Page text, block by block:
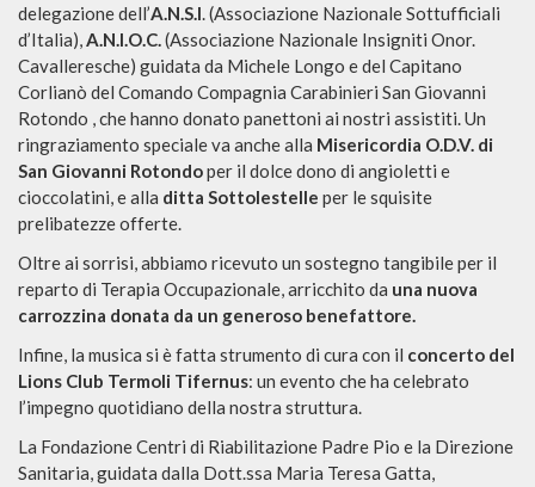
delegazione dell’A.N.S.I. (Associazione Nazionale Sottufficiali
d’Italia),A.N.I.O.C.(Associazione Nazionale Insigniti Onor.
Cavalleresche) guidata da Michele Longo e del Capitano
Corlianò del Comando Compagnia Carabinieri San Giovanni
Rotondo , che hanno donato panettoni ai nostri assistiti. Un
ringraziamento speciale va anche alla Misericordia O.D.V. di
San Giovanni Rotondoper il dolce dono di angioletti e
cioccolatini, e alla ditta Sottolestelle per le squisite
prelibatezze offerte.
Oltre ai sorrisi, abbiamo ricevuto un sostegno tangibile per il
reparto di Terapia Occupazionale, arricchito da una nuova
carrozzina donata da un generoso benefattore.
Infine, la musica si è fatta strumento di cura con il concerto del
Lions Club Termoli Tifernus: un evento che ha celebrato
l’impegno quotidiano della nostra struttura.
La Fondazione Centri di Riabilitazione Padre Pio e la Direzione
Sanitaria, guidata dalla Dott.ssa Maria Teresa Gatta,